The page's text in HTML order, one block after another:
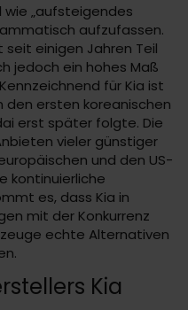
„aufsteigendes
aufzufassen.
einigen Jahren Teil
jedoch ein hohes Maß
für Kia ist
den ersten koreanischen
erst später folgte. Die
vieler günstiger
und den US-
kontinuierliche
es, dass Kia in
mit der Konkurrenz
echte Alternativen
Kia